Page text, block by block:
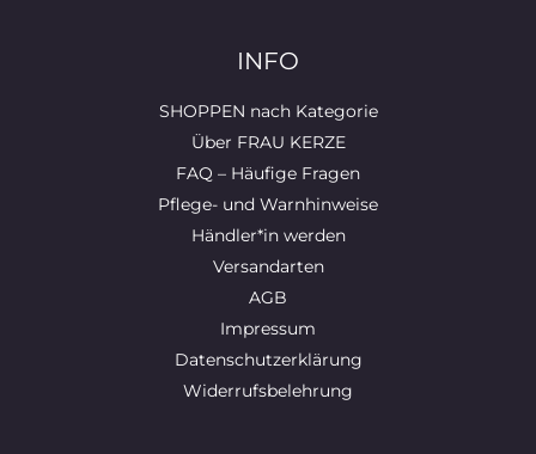
INFO
SHOPPEN nach Kategorie
Über FRAU KERZE
FAQ – Häufige Fragen
Pflege- und Warnhinweise
Händler*in werden
Versandarten
AGB
Impressum
Datenschutzerklärung
Widerrufsbelehrung